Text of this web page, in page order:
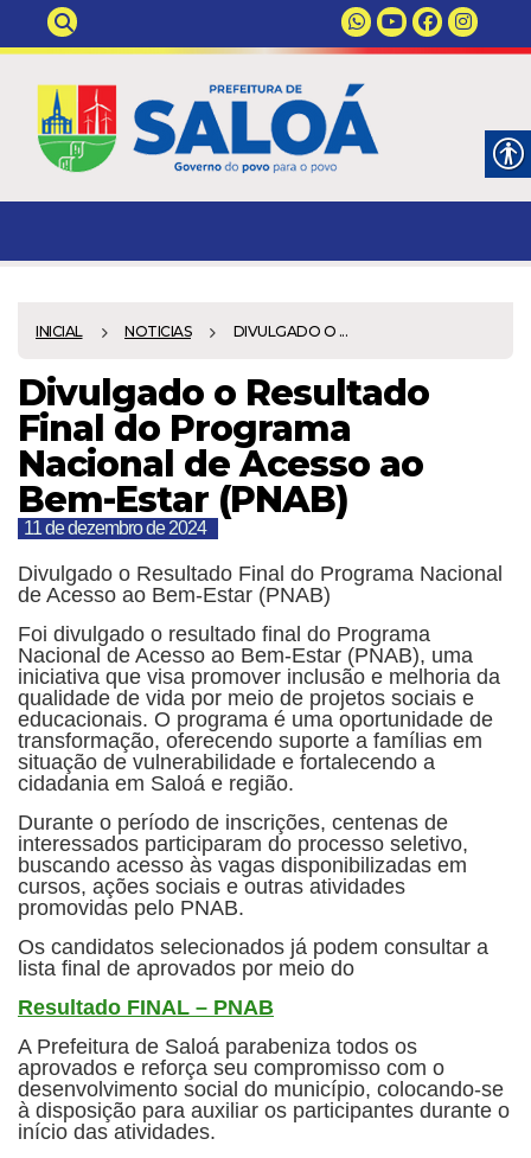
INICIAL NOTICIAS DIVULGADO O ...
Divulgado o Resultado
Final do Programa
Nacional de Acesso ao
Bem-Estar (PNAB)
11 de dezembro de 2024
Divulgado o Resultado Final do Programa Nacional
de Acesso ao Bem-Estar (PNAB)
Foi divulgado o resultado final do Programa
Nacional de Acesso ao Bem-Estar (PNAB), uma
iniciativa que visa promover inclusão e melhoria da
qualidade de vida por meio de projetos sociais e
educacionais. O programa é uma oportunidade de
transformação, oferecendo suporte a famílias em
situação de vulnerabilidade e fortalecendo a
cidadania em Saloá e região.
Durante o período de inscrições, centenas de
interessados participaram do processo seletivo,
buscando acesso às vagas disponibilizadas em
cursos, ações sociais e outras atividades
promovidas pelo PNAB.
Os candidatos selecionados já podem consultar a
lista final de aprovados por meio do
Resultado FINAL – PNAB
A Prefeitura de Saloá parabeniza todos os
aprovados e reforça seu compromisso com o
desenvolvimento social do município, colocando-se
à disposição para auxiliar os participantes durante o
início das atividades.